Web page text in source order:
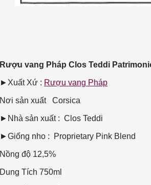
Rượu vang Pháp Clos Teddi
►Xuất Xứ : Rượu vang Pháp
Nơi sản xuất Corsica
►Nhà sản xuất : Clos Teddi
►Giống nho : Proprietary Pink Blend
Nồng độ 12,5%
Dung Tích 750ml